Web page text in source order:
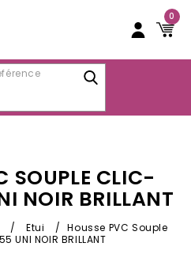
0
SOUPLE CLIC-
NOIR BRILLANT
/ Etui /
Housse PVC Souple
UNI NOIR BRILLANT